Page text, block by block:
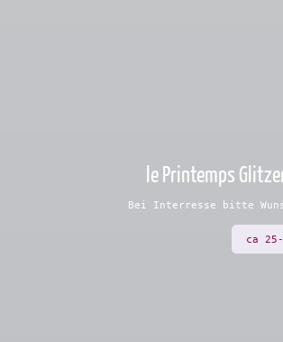
le Printemps
Bei Interresse bitte
ca